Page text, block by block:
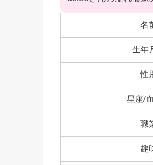
名
生年
性
星座/
職
趣